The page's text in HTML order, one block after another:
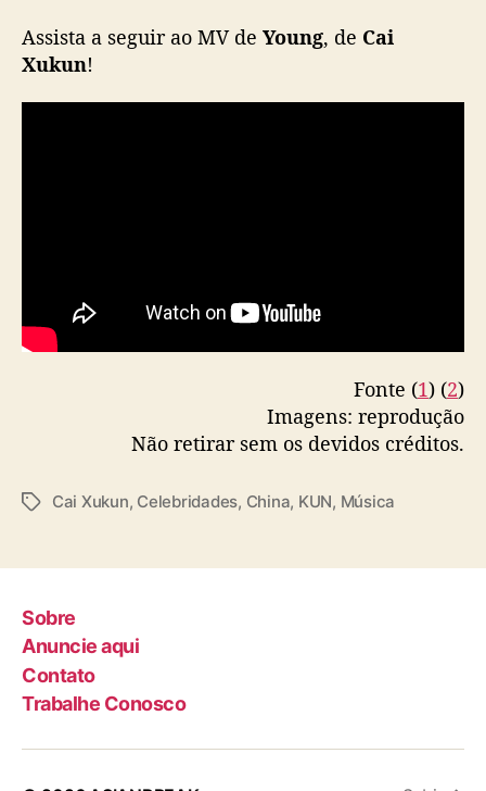
Assista a seguir ao MV de Young, de Cai
Xukun!
Fonte (1) (2)
Imagens: reprodução
Não retirar sem os devidos créditos.
T
s
Cai Xukun, Celebridades, China, KUN, Música
Sobre
Anuncie aqui
Contato
Trabalhe Conosco